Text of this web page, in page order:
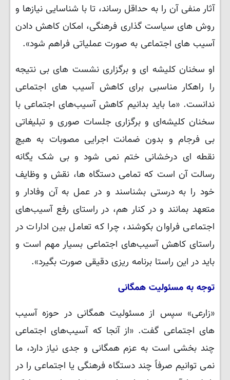
آثار منفی آن را به حداقل رساند، تا با شناسایی نیازها و
روش های سیاست گذاری فرهنگی، امکان کاهش دادن
آسیب های اجتماعی به صورت عملیاتی فراهم شود».
او سخنان کلیشه ای و برگزاری نشست های بی نتیجه
را راهکار مناسبی برای کاهش آسیب های اجتماعی
ندانست. «ما باید بدانیم کاهش آسیب‌های اجتماعی با
سخنان کلیشه‌ای و برگزاری جلسات صوری و تبلیغاتی
بی فرجام و بدون ضمانت اجرایی مصوبات به هیچ
نقطه ای درخشانی ختم نمی شود و بی شک یگانه
رسالت آن است که تمامی دستگاه ها، نقش و وظایف
خود را به درستی بشناسند و در عمل به آن وفادار و
متعهد بمانند و در کنار هم، در راستای رفع آسیب‌های
اجتماعی فراوان بکوشند، چرا که تعامل بین ادارات در
راستای کاهش آسیب‌های اجتماعی بسیار مهم است و
باید در این راستا برنامه ریزی دقیقی صورت بگیرد».
توجه به مسئولیت همگانی
«زارعی» سپس از مسئولیت همگانی در حوزه آسیب
های اجتماعی گفت. «از آنجا که آسیب‌های اجتماعی
چند بخشی است به عزم همگانی و جدی نیاز دارد، ما
نمی ‌توانیم صرفاً چند دستگاه فرهنگی یا اجتماعی را در